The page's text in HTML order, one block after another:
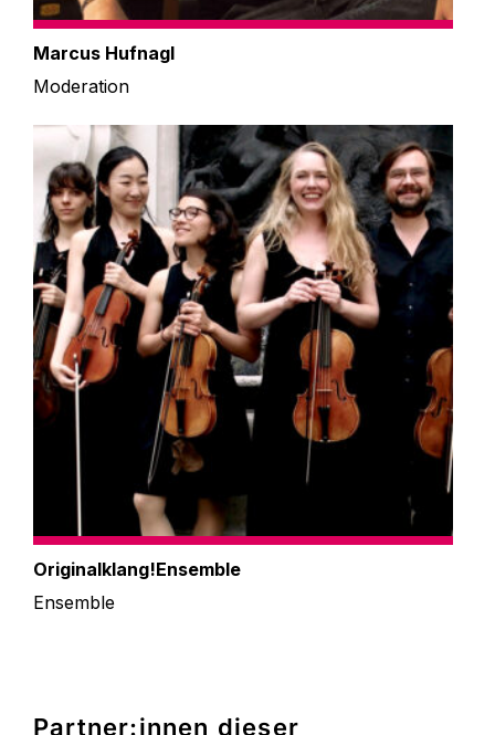
Marcus Hufnagl
Moderation
Originalklang!​Ensemble
Ensemble
Partner:innen dieser